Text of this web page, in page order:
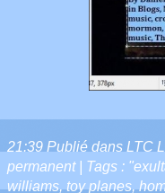
21:39 Publié dans LTC
permanent| Tags :
williams,toy planes,